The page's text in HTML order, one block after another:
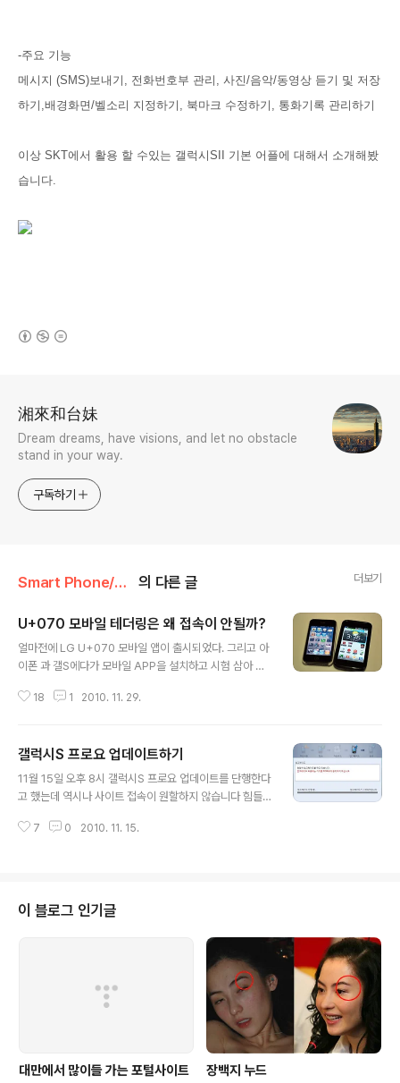
-주요 기능
메시지 (SMS)보내기, 전화번호부 관리, 사진/음악/동영상 듣기 및 저장
하기,배경화면/벨소리 지정하기, 북마크 수정하기, 통화기록 관리하기
이상 SKT에서 활용 할 수있는 갤럭시SII 기본 어플에 대해서 소개해봤
습니다.
湘來和台妹
Dream dreams, have visions, and let no obstacle
stand in your way.
구독하기
Smart Phone/Android 의 다른 글 더보기
U+070 모바일 테더링은 왜 접속이 안될까?
얼마전에 LG U+070 모바일 앱이 출시되었다. 그리고 아
이폰 과 갤S에다가 모바일 APP을 설치하고 시험 삼아 사
두개의 OS 에서 기본 UI가 동일하였다. 아이폰과 안드로
있다. 사실 전화만 잘되면 뭐가 불만이겠는가? 우선 U+07
0 모바일 앱을 구동시키면 무선 인터넷이 접속되어 있어야
한다. 회사 사무실이나 집이라면 별 문제가 없겠지만 이동
테더링 서비스 우선 갤럭시 S를 통해 무선 AP 기능을 작동
18 1 2010. 11. 29.
갤럭시S 프로요 업데이트하기
11월 15일 오후 8시 갤럭시S 프로요 업데이트를 단행한다
고 했는데 역시나 사이트 접속이 원할하지 않습니다 힘들
니다 기본 백업작업을 마치고 이제 업데이트를 시작합니
운로드를 하고나서 업그레이드가 진행됩니다. 바뀌는 내용
은 아래와 같습니다. (1) OS 업그레이드 Android Eclair
(2.1) → Froyo(2.2) 텍스트 음성입력, Flash 10.1 지원
(Flash등 플러그인을 사용하기 위해서는 인터넷 설정의
‘플러그인 실행’을 ‘항상’으로 선택해야 합니다) 마켓, 보안
7 0 2010. 11. 15.
이 블로그 인기글
대만에서 많이들 가는 포털사이트
장백지 누드